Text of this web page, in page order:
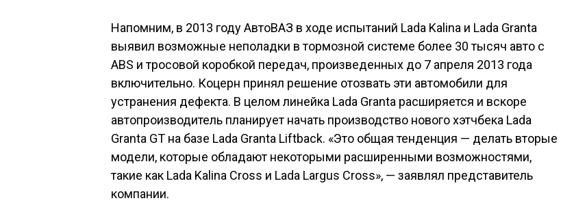
Напомним, в 2013 году АвтоВАЗ в ходе испытаний Lada Kalina и Lada Granta
выявил возможные неполадки в тормозной системе более 30 тысяч авто с
ABS и тросовой коробкой передач, произведенных до 7 апреля 2013 года
включительно. Коцерн принял решение отозвать эти автомобили для
устранения дефекта. В целом линейка Lada Granta расширяется и вскоре
автопроизводитель планирует начать производство нового хэтчбека Lada
Granta GT на базе Lada Granta Liftback. «Это общая тенденция — делать вторые
модели, которые обладают некоторыми расширенными возможностями,
такие как Lada Kalina Cross и Lada Largus Cross», — заявлял представитель
компании.